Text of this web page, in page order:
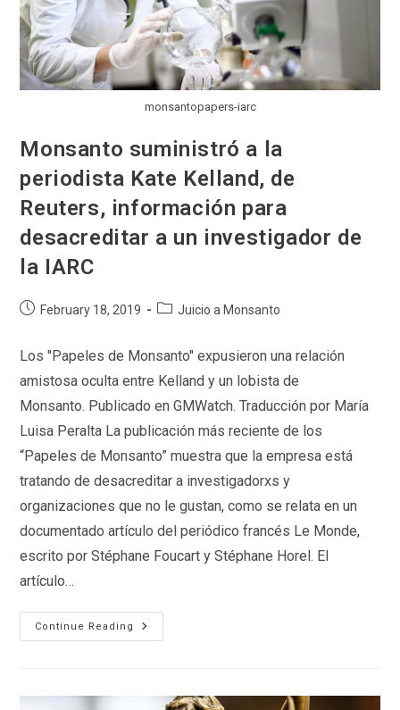
monsantopapers-iarc
Monsanto suministró a la
periodista Kate Kelland, de
Reuters, información para
desacreditar a un investigador de
la IARC
PostFebruary 18, 2019
PostJuicio a Monsanto
Los "Papeles de Monsanto" expusieron una relación
amistosa oculta entre Kelland y un lobista de
Monsanto. Publicado en GMWatch. Traducción por María
Luisa Peralta La publicación más reciente de los
“Papeles de Monsanto” muestra que la empresa está
tratando de desacreditar a investigadorxs y
organizaciones que no le gustan, como se relata en un
documentado artículo del periódico francés Le Monde,
escrito por Stéphane Foucart y Stéphane Horel. El
artículo…
Continue Reading
Monsanto
Suministró
Kelland,